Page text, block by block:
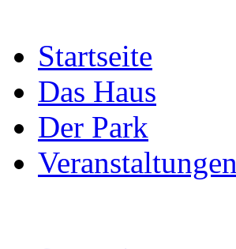
Startseite
Das Haus
Der Park
Veranstaltungen